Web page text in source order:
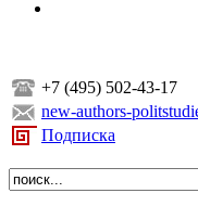
+7 (495) 502-43-17
new-authors-
Подписка